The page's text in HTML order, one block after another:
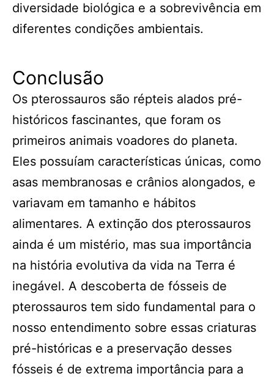
diversidade biológica e a sobrevivência em
diferentes condições ambientais.
Conclusão
Os pterossauros são répteis alados pré-
históricos fascinantes, que foram os
primeiros animais voadores do planeta.
Eles possuíam características únicas, como
asas membranosas e crânios alongados, e
variavam em tamanho e hábitos
alimentares. A extinção dos pterossauros
ainda é um mistério, mas sua importância
na história evolutiva da vida na Terra é
inegável. A descoberta de fósseis de
pterossauros tem sido fundamental para o
nosso entendimento sobre essas criaturas
pré-históricas e a preservação desses
fósseis é de extrema importância para a